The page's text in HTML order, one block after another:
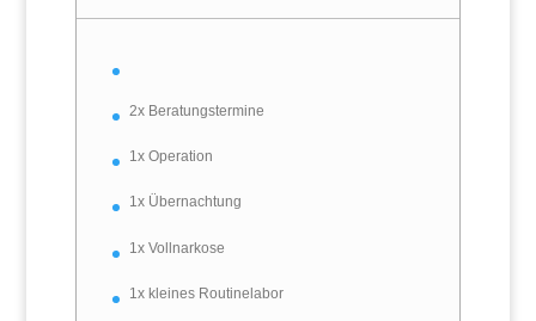
2x Beratungstermine
1x Operation
1x Übernachtung
1x Vollnarkose
1x kleines Routinelabor